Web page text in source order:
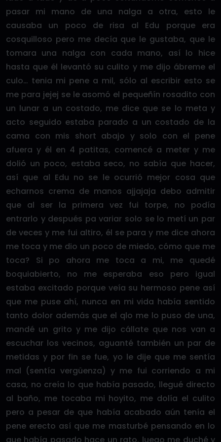
pasar mi mano de una nalga a otra, esto le
causaba un poco de risa al Edu porque era
cosquilloso pero me decía que le gustaba, que le
tomara una nalga con cada mano, así lo hice
hasta que él levantó su culito y me dijo ábreme el
culo… tenia mi pene a mil, sólo al escribir esto se
me para jejej se le asomó el pequeñín rosadito con
un lunar a un costado, me dice que se lo meta y
acto seguido estaba parado a un costado de la
cama con mis short abajo y solo con el pene
afuera y él en 4 patitas, comencé a meter y me
dolió un poco, estaba seco, no sabía que hacer,
así que al Edu no se le ocurrió mejor cosa que
echarnos crema de manos ajjajaja debo admitir
que al ser la primera vez fui torpe, no podía
entrarlo y después pa variar solo se lo metí un par
de veces y me fui altiro, él se para y me dice ahora
me toca y me dio un poco de miedo, cómo que me
toca? Si po ahora me toca a mi, me quedé
boquiabierto, no me esperaba eso pero igual
estaba excitado porque veía su hermoso pene así
que me puse ahí, nunca en mi vida había sentido
tanto dolor además que el qlo me lo puso de una,
mandé un grito y me dijo cállate que nos van a
escuchar los vecinos, aguanté también un par de
metidas y por fin se fue, yo le dije que me sentía
mal (sentía vergüenza) y me fui corriendo a mi
casa, no creía lo que había pasado, llegué directo
al baño, me tocaba mi hoyito, me dolía el culito
pero a pesar de que había acabado aún tenía el
pene erecto así que me masturbé pensando en lo